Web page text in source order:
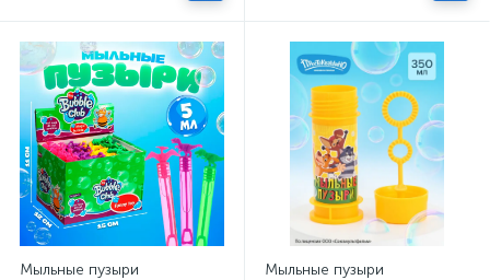
Мыльные пузыри
Мыльные пузыри